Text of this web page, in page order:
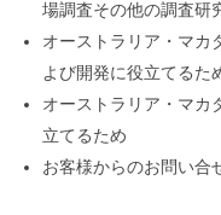
場調査その他の調査研
オーストラリア・マカ
よび開発に役立てるた
オーストラリア・マカ
立てるため
お客様からのお問い合